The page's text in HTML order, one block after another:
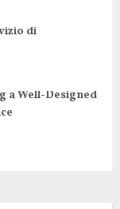
di
a Well-Designed